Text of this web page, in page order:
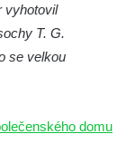
vyhotovil
T. G.
se velkou
domu